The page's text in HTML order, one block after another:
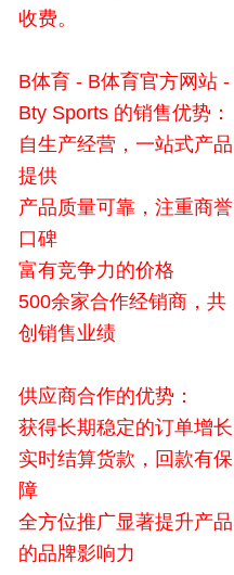
收费。
B体育 - B体育官方网站 -
Bty Sports 的销售优势：
自生产经营，一站式产品
提供
产品质量可靠，注重商誉
口碑
富有竞争力的价格
500余家合作经销商，共
创销售业绩
供应商合作的优势：
获得长期稳定的订单增长
实时结算货款，回款有保
障
全方位推广显著提升产品
的品牌影响力